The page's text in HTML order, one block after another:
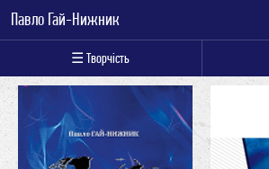
Павло Гай-Нижник
☰ Творчість